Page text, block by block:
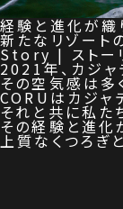
経験と進化が織
新たなリゾート
Story | ストー
2021年、カジャ
その空気感は多
CORUはカジャ
それと共に私た
その経験と進化
上質なくつろぎ